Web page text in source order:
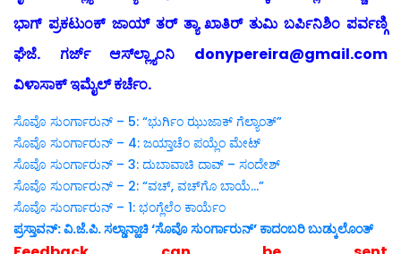
ಭಾಗ್ ಪ್ರಕಟುಂಕ್ ಜಾಯ್ ತರ್ ತ್ಯಾ ಖಾತಿರ್ ತುಮಿ ಬರ್ಪಿನಿಶಿಂ ಪರ್ವಣ್ಗಿ
ಘೆಜೆ. ಗರ್ಜ್ ಆಸ್‍ಲ್ಲ್ಯಾಂನಿ donypereira@gmail.com
ವಿಳಾಸಾಕ್ ಇಮೈಲ್ ಕರ್ಚೆಂ.
ಸೊವೊ ಸುಂರ್ಗಾರುನ್ – 5: “ಭುರ್ಗಿಂ ಝುಜಾಕ್ ಗೆಲ್ಯಾಂತ್”
ಸೊವೊ ಸುಂರ್ಗಾರುನ್ – 4: ಜಯ್ತಾಚೆಂ ಪಯ್ಲೆಂ ಮೇಟ್
ಸೊವೊ ಸುಂರ್ಗಾರುನ್ – 3: ದುಬಾವಾಚಿ ದಾವ್ – ಸಂದೇಶ್
ಸೊವೊ ಸುಂರ್ಗಾರುನ್ – 2: “ವಚ್, ವಚ್‍ಗೊ ಬಾಯೆ…”
ಸೊವೊ ಸುಂರ್ಗಾರುನ್ – 1: ಭಂಗ್ಲೆಲೆಂ ಕಾರ್ಯೆಂ
ಪ್ರಸ್ತಾವನ್: ವಿ.ಜೆ.ಪಿ. ಸಲ್ಡಾನ್ಹಾಚಿ ‘ಸೊವೊ ಸುಂರ್ಗಾರುನ್’ ಕಾದಂಬರಿ ಬುಡ್ಕುಲೊಂತ್